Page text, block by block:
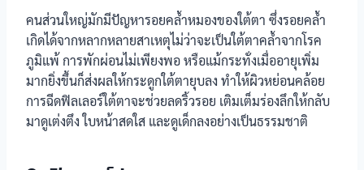
คนส่วนใหญ่มักมีปัญหารอยคล้ำหมองของใต้ตา ซึ่งรอยคล้ำ
เกิดได้จากหลากหลายสาเหตุไม่ว่าจะเป็นใต้ตาคล้ำจากโรค
ภูมิแพ้ การพักผ่อนไม่เพียงพอ หรือแม้กระทั่งเมื่ออายุเพิ่ม
มากยิ่งขึ้นก็ส่งผลให้กระดูกใต้ตายุบลง ทำให้ผิวหย่อนคล้อย
การฉีดฟิลเลอร์ใต้ตาจะช่วยลดริ้วรอย เติมเต็มร่องลึกให้กลับ
มาดูเต่งตึง ใบหน้าสดใส และดูเด็กลงอย่างเป็นธรรมชาติ